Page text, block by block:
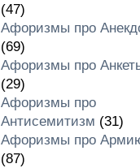
(47)
Афоризмы про
(69)
Афоризмы про
(29)
Афоризмы про
Антисемитизм (31)
Афоризмы про
(87)